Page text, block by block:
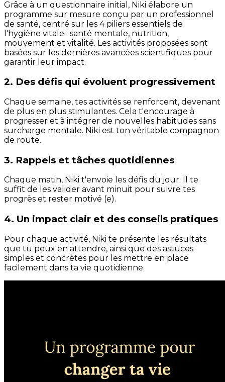
Grâce à un questionnaire initial, Niki élabore un
programme sur mesure conçu par un professionnel
de santé, centré sur les 4 piliers essentiels de
l'hygiène vitale : santé mentale, nutrition,
mouvement et vitalité. Les activités proposées sont
basées sur les dernières avancées scientifiques pour
garantir leur impact.
2. Des défis qui évoluent progressivement
Chaque semaine, tes activités se renforcent, devenant
de plus en plus stimulantes. Cela t'encourage à
progresser et à intégrer de nouvelles habitudes sans
surcharge mentale. Niki est ton véritable compagnon
de route.
3. Rappels et tâches quotidiennes
Chaque matin, Niki t'envoie les défis du jour. Il te
suffit de les valider avant minuit pour suivre tes
progrès et rester motivé (e).
4. Un impact clair et des conseils pratiques
Pour chaque activité, Niki te présente les résultats
que tu peux en attendre, ainsi que des astuces
simples et concrètes pour les mettre en place
facilement dans ta vie quotidienne.